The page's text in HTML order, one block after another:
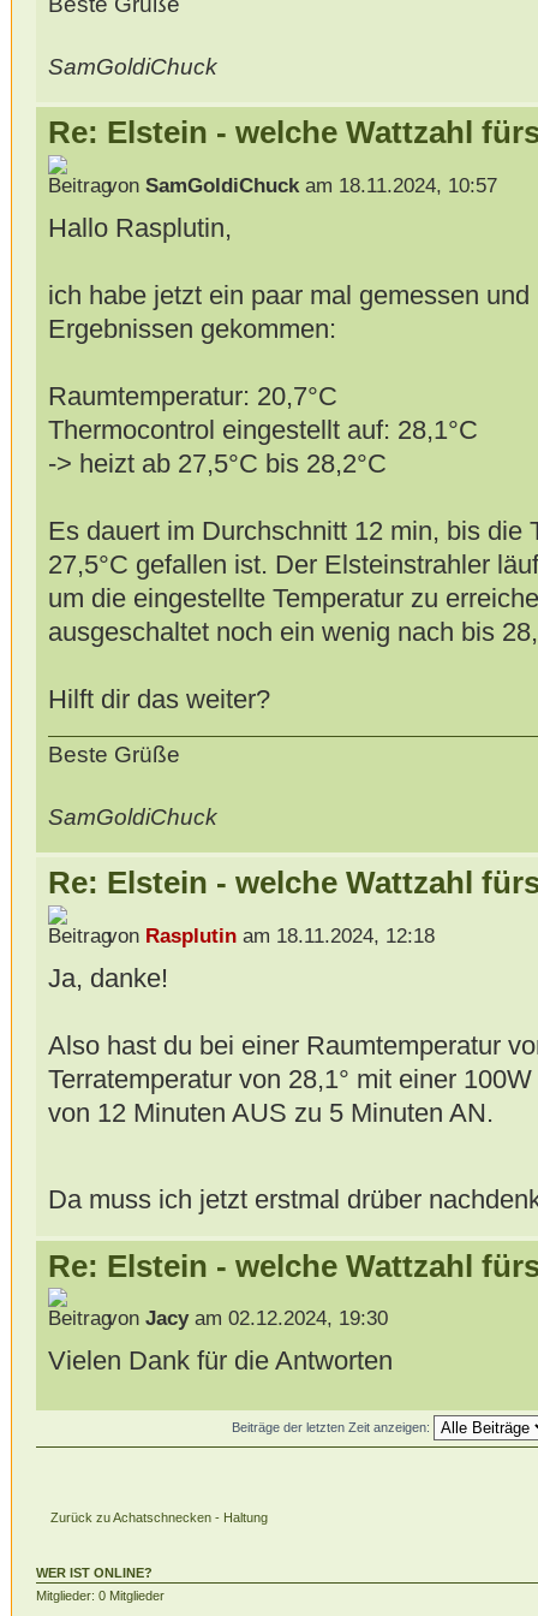
SamGoldiChuck
Re: Elstein - welche Wattzahl
von SamGoldiChuckam 18.11.2024, 10:57
Hallo Rasplutin,
ich habe jetzt ein paar mal gemessen
Ergebnissen gekommen:
Raumtemperatur: 20,7°C
Thermocontrol eingestellt auf: 28,1°C
-> heizt ab 27,5°C bis 28,2°C
Es dauert im Durchschnitt 12 min, bis die
27,5°C gefallen ist. Der Elsteinstrahler
um die eingestellte Temperatur zu
ausgeschaltet noch ein wenig nach bis
Hilft dir das weiter?
Beste Grüße
SamGoldiChuck
Re: Elstein - welche Wattzahl
von Rasplutinam 18.11.2024, 12:18
Ja, danke!
Also hast du bei einer Raumtemperatur
Terratemperatur von 28,1° mit einer
von 12 Minuten AUS zu 5 Minuten AN.
Da muss ich jetzt erstmal drüber
Re: Elstein - welche Wattzahl
von Jacyam 02.12.2024, 19:30
Vielen Dank für die Antworten
Beiträge der letzten Zeit anzeigen:
Zurück zu Achatschnecken - Haltung
WER IST ONLINE?
Mitglieder: 0 Mitglieder